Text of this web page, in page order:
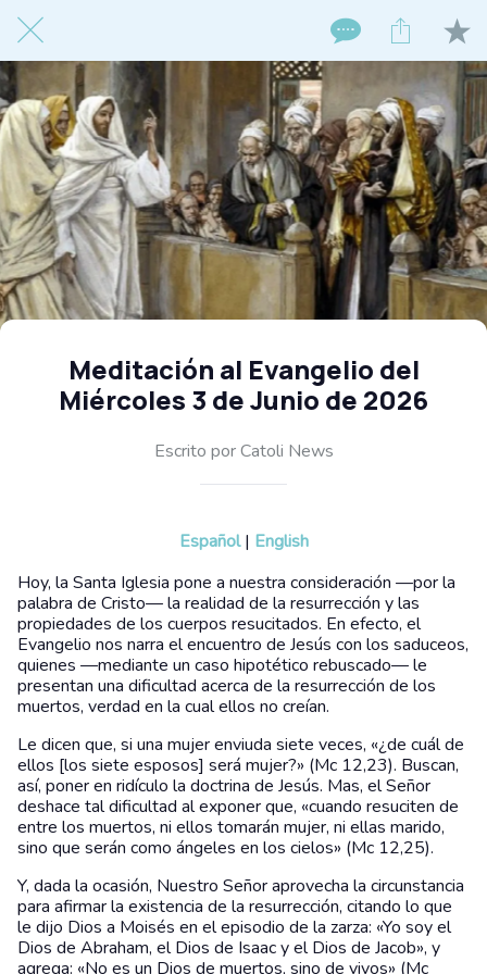
Meditación al Evangelio del
Miércoles 3 de Junio de 2026
Escrito por Catoli News
Español| English
Hoy, la Santa Iglesia pone a nuestra consideración —por la
palabra de Cristo— la realidad de la resurrección y las
propiedades de los cuerpos resucitados. En efecto, el
Evangelio nos narra el encuentro de Jesús con los saduceos,
quienes —mediante un caso hipotético rebuscado— le
presentan una dificultad acerca de la resurrección de los
muertos, verdad en la cual ellos no creían.
Le dicen que, si una mujer enviuda siete veces, «¿de cuál de
ellos [los siete esposos] será mujer?» (Mc 12,23). Buscan,
así, poner en ridículo la doctrina de Jesús. Mas, el Señor
deshace tal dificultad al exponer que, «cuando resuciten de
entre los muertos, ni ellos tomarán mujer, ni ellas marido,
sino que serán como ángeles en los cielos» (Mc 12,25).
Y, dada la ocasión, Nuestro Señor aprovecha la circunstancia
para afirmar la existencia de la resurrección, citando lo que
le dijo Dios a Moisés en el episodio de la zarza: «Yo soy el
Dios de Abraham, el Dios de Isaac y el Dios de Jacob», y
agrega: «No es un Dios de muertos, sino de vivos» (Mc